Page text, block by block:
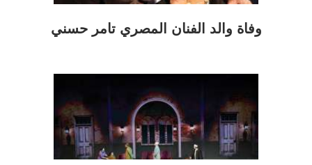
وفاة والد الفنان المصري تامر حسني